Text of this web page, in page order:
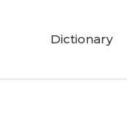
Dictionary